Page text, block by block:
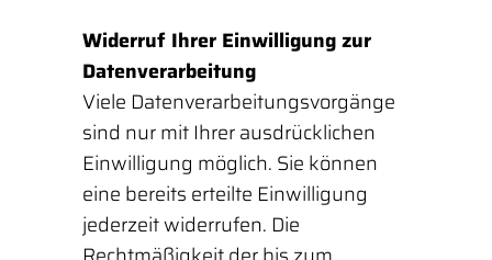
Widerruf Ihrer Einwilligung zur
Datenverarbeitung
Viele Datenverarbeitungsvorgänge
sind nur mit Ihrer ausdrücklichen
Einwilligung möglich. Sie können
eine bereits erteilte Einwilligung
jederzeit widerrufen. Die